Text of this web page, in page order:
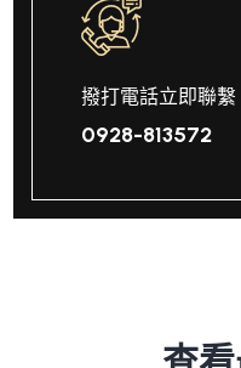
撥打電話立即聯繫
0928-813572